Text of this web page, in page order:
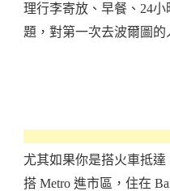
理行李寄放、早餐、24
題，對第一次去波爾圖的
尤其如果你是搭火車抵達
搭 Metro 進市區，住在